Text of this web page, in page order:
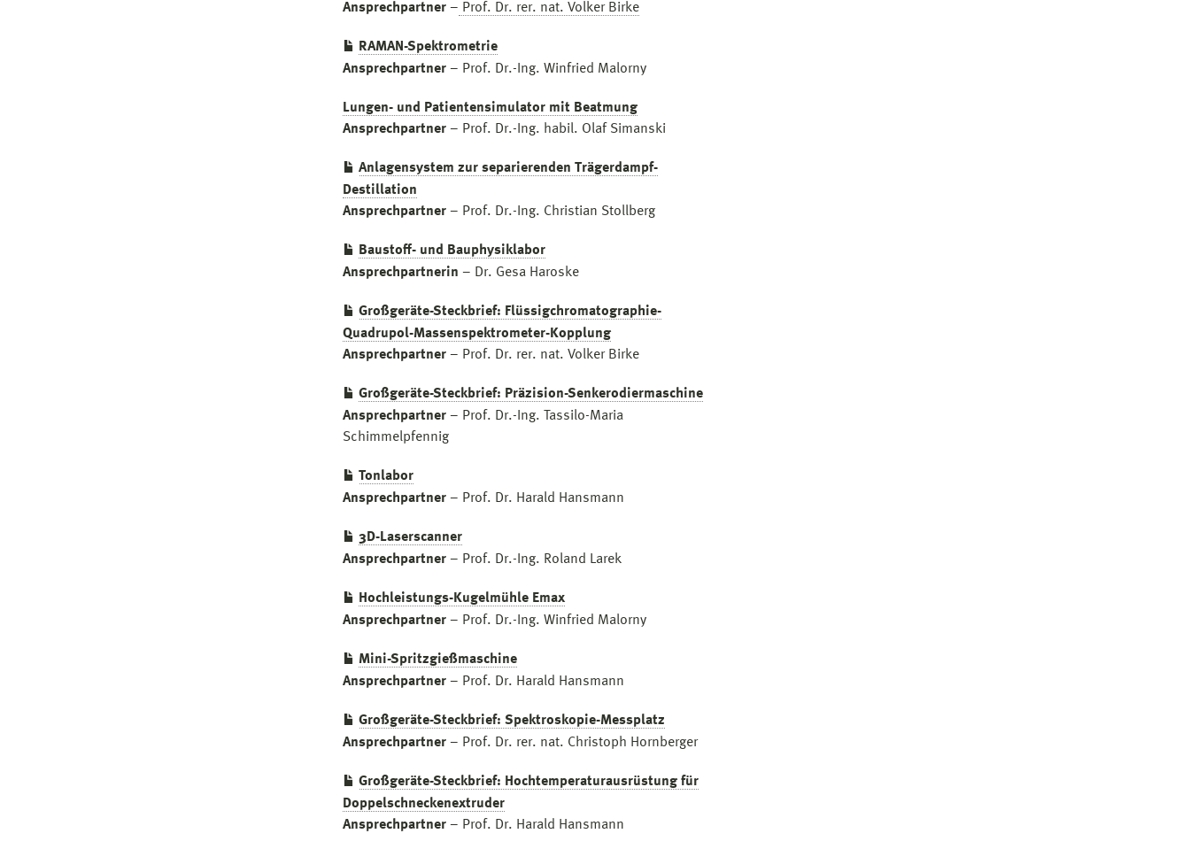
Ansprechpartner – Prof. Dr. rer. nat. Volker Birke
RAMAN-Spektrometrie
Ansprechpartner – Prof. Dr.-Ing. Winfried Malorny
Lungen- und Patientensimulator mit Beatmung
Ansprechpartner – Prof. Dr.-Ing. habil. Olaf Simanski
Anlagensystem zur separierenden Trägerdampf-
Destillation
Ansprechpartner – Prof. Dr.-Ing. Christian Stollberg
Baustoff- und Bauphysiklabor
Ansprechpartnerin – Dr. Gesa Haroske
Großgeräte-Steckbrief: Flüssigchromatographie-
Quadrupol-Massenspektrometer-Kopplung
Ansprechpartner – Prof. Dr. rer. nat. Volker Birke
Großgeräte-Steckbrief: Präzision-Senkerodiermaschine
Ansprechpartner – Prof. Dr.-Ing. Tassilo-Maria
Schimmelpfennig
Tonlabor
Ansprechpartner – Prof. Dr. Harald Hansmann
3D-Laserscanner
Ansprechpartner – Prof. Dr.-Ing. Roland Larek
Hochleistungs-Kugelmühle Emax
Ansprechpartner – Prof. Dr.-Ing. Winfried Malorny
Mini-Spritzgießmaschine
Ansprechpartner – Prof. Dr. Harald Hansmann
Großgeräte-Steckbrief: Spektroskopie-Messplatz
Ansprechpartner – Prof. Dr. rer. nat. Christoph Hornberger
Großgeräte-Steckbrief: Hochtemperaturausrüstung für
Doppelschneckenextruder
Ansprechpartner – Prof. Dr. Harald Hansmann